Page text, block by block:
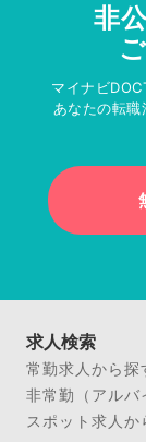
非
マイナビ
あなたの転
求人検索
常勤求人から探
非常勤（アルバ
スポット求人か